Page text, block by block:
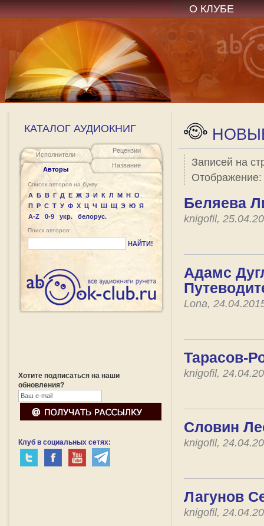
О КЛУБЕ
КАТАЛОГ АУДИОКНИГ
Исполнители
Авторы
Рецензии
Название
Список авторов на букву:
А Б В Г Д Е Ж З И К Л М Н О
П Р С Т У Ф Х Ц Ч Ш Щ Э Ю Я
A-Z
0-9 укр. белорус.
Поиск авторов:
НАЙТИ!
Хотите подписаться на наши
обновления?
Клуб в социальных сетях:
Записей на
Отображение:
Беляева
knigofil,
Адамс
Lona,
Тарасов-
knigofil,
Словин
knigofil,
Лагунов
knigofil,